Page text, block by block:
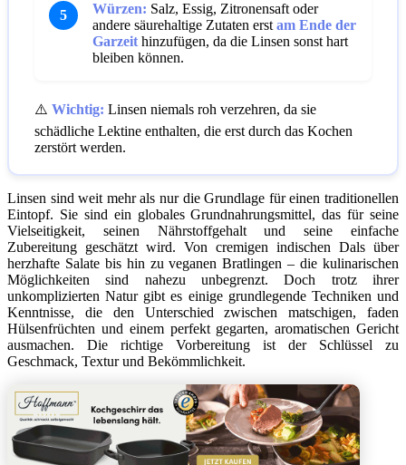
5 Würzen: Salz, Essig, Zitronensaft oder
andere säurehaltige Zutaten erst am Ende der
Garzeit hinzufügen, da die Linsen sonst hart
bleiben können.
⚠️ Wichtig: Linsen niemals roh verzehren, da sie
schädliche Lektine enthalten, die erst durch das Kochen
zerstört werden.
Linsen sind weit mehr als nur die Grundlage für einen traditionellen
Eintopf. Sie sind ein globales Grundnahrungsmittel, das für seine
Vielseitigkeit, seinen Nährstoffgehalt und seine einfache
Zubereitung geschätzt wird. Von cremigen indischen Dals über
herzhafte Salate bis hin zu veganen Bratlingen – die kulinarischen
Möglichkeiten sind nahezu unbegrenzt. Doch trotz ihrer
unkomplizierten Natur gibt es einige grundlegende Techniken und
Kenntnisse, die den Unterschied zwischen matschigen, faden
Hülsenfrüchten und einem perfekt gegarten, aromatischen Gericht
ausmachen. Die richtige Vorbereitung ist der Schlüssel zu
Geschmack, Textur und Bekömmlichkeit.